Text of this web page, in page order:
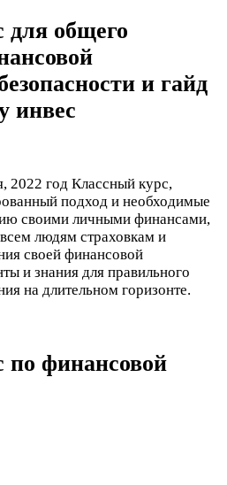
общего
и гайд
инвес
2022 год Классный курс,
подход и необходимые
своими личными финансами,
людям страховкам и
своей финансовой
и знания для правильного
на длительном горизонте.
финансовой